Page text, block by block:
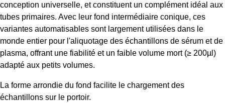
conception universelle, et constituent un complément idéal aux
tubes primaires. Avec leur fond intermédiaire conique, ces
variantes automatisables sont largement utilisées dans le
monde entier pour l'aliquotage des échantillons de sérum et de
plasma, offrant une fiabilité et un faible volume mort (≥ 200µl)
adapté aux petits volumes.
La forme arrondie du fond facilite le chargement des
échantillons sur le portoir.